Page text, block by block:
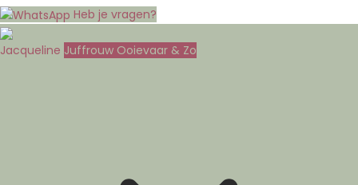
Heb je vragen?
Jacqueline Juffrouw Ooievaar & Zo